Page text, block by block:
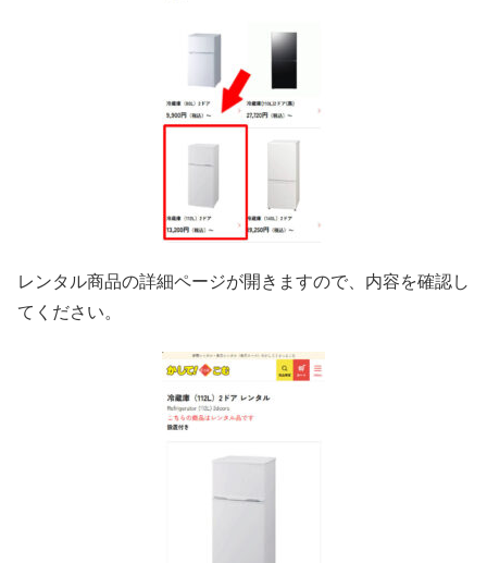
レンタル商品の詳細ページが開きますので、内容を確認し
てください。